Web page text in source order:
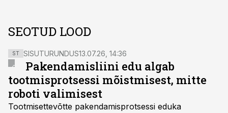
SEOTUD LOOD
ST SISUTURUNDUS13.07.26, 14:36
Pakendamisliini edu algab
tootmisprotsessi mõistmisest, mitte
roboti valimisest
Tootmisettevõtte pakendamisprotsessi eduka